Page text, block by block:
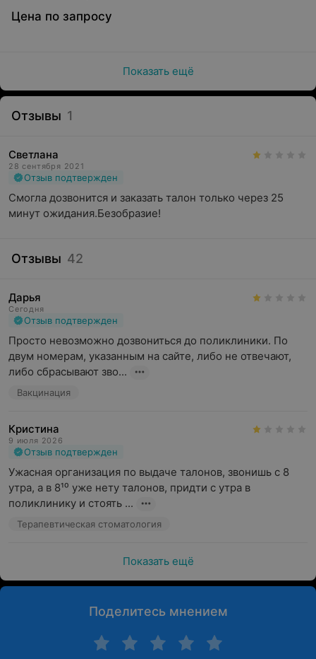
Цена по запросу
Показать ещё
Отзывы 1
Светлана
28 сентября 2021
Отзыв подтвержден
Смогла дозвонится и заказать талон только через 25
минут ожидания.Безобразие!
Отзывы 42
Дарья
Сегодня
Отзыв подтвержден
Просто невозможно дозвониться до поликлиники. По
двум номерам, указанным на сайте, либо не отвечают,
либо сбрасывают зво...
Вакцинация
Кристина
9 июля 2026
Отзыв подтвержден
Ужасная организация по выдаче талонов, звонишь с 8
утра, а в 8¹⁰ уже нету талонов, придти с утра в
поликлинику и стоять ...
Терапевтическая стоматология
Показать ещё
Поделитесь мнением